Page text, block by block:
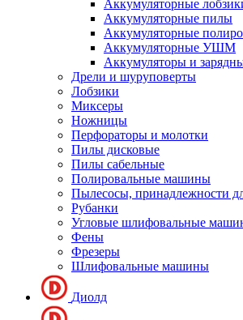
Аккумуляторные
Аккумуляторные пилы
Аккумуляторные
Аккумуляторные УШМ
Аккумуляторы и
Дрели и шуруповерты
Лобзики
Миксеры
Ножницы
Перфораторы и молотки
Пилы дисковые
Пилы сабельные
Полировальные машины
Пылесосы, принадлежности
Рубанки
Угловые шлифовальные
Фены
Фрезеры
Шлифовальные машины
Диолд